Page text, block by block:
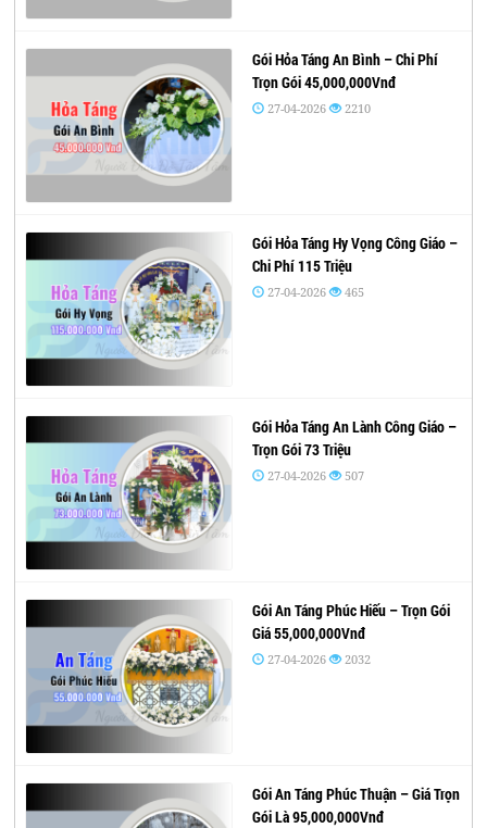
Gói Hỏa Táng An Bình – Chi Phí
Trọn Gói 45,000,000Vnđ
27-04-2026 2210
Gói Hỏa Táng Hy Vọng Công Giáo –
Chi Phí 115 Triệu
27-04-2026 465
Gói Hỏa Táng An Lành Công Giáo –
Trọn Gói 73 Triệu
27-04-2026 507
Gói An Táng Phúc Hiếu – Trọn Gói
Giá 55,000,000Vnđ
27-04-2026 2032
Gói An Táng Phúc Thuận – Giá Trọn
Gói Là 95,000,000Vnđ